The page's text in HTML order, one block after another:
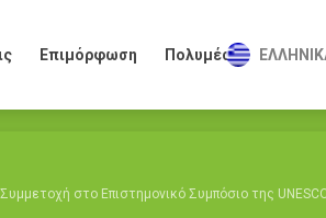
Επιμόρφωση Πολυμέσα
στο Επιστημονικό Συμπόσιο της